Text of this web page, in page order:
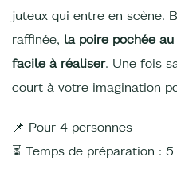
juteux qui entre en scène.
raffinée, la poire pochée
facile à réaliser. Une fois
court à votre imagination
📌 Pour 4 personnes
⏳ Temps de préparation :